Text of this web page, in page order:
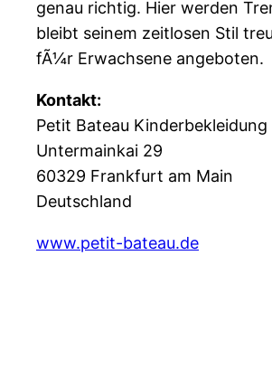
genau richtig. Hier werden
bleibt seinem zeitlosen Stil
fÃ¼r Erwachsene angeboten.
Kontakt:
Petit Bateau Kinderbekleidung
Untermainkai 29
60329 Frankfurt am Main
Deutschland
www.petit-bateau.de